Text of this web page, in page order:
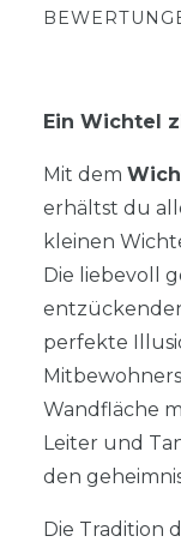
Ein Wichtel
Mit dem
erhältst du
kleinen
Die liebevoll
perfekte
Wandfläche
Leiter und
den
Die Tradition